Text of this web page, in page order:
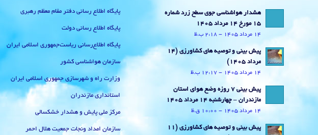
هشدار هواشناسی جوی سطح زرد شماره
15 مورخ 14 مرداد 1405
14 مرداد 1405 - 2:18 ب.ظ
پیش بینی و توصیه های کشاورزی (14
مرداد ۱۴۰۵)
14 مرداد 1405 - 12:17 ب.ظ
پیش بینی 7 روزه وضع هوای استان
مازندران – چهارشنبه 14 مرداد 1405
14 مرداد 1405 - 10:00 ق.ظ
پیش بینی و توصیه های کشاورزی (11
پایگاه اطلاع رسانی دفتر مقام معظم رهبری
پایگاه اطلاع رسانی دولت
پایگاه اطلاع‌رسانی ریاست‌جمهوری اسلامی ایران
سازمان هواشناسی کشور
وزارت راه و شهرسازی جمهوری اسلامی ایران
استانداری مازندران
مرکز ملی پایش و هشدار خشکسالی
سازمان امداد ونجات جمعیت هلال احمر